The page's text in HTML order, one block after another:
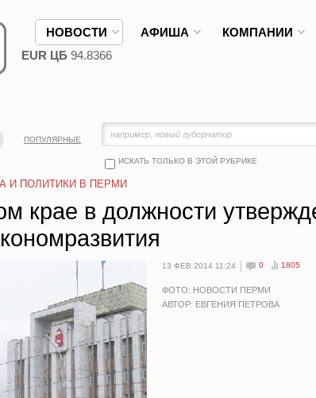
НОВОСТИ АФИША КОМПАНИИ
EUR ЦБ 94.8366
ИСКАТЬ ТОЛЬКО В ЭТОЙ РУБРИКЕ
ПОПУЛЯРНЫЕ
И ПОЛИТИКИ В ПЕРМИ
крае в должности
13 ФЕВ 2014 11:24 0 1805
ФОТО: НОВОСТИ ПЕРМИ
АВТОР: ЕВГЕНИЯ ПЕТРОВА